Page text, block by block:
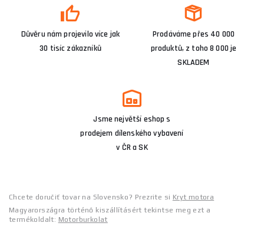
Důvěru nám projevilo více jak
30 tisíc zákazníků
Prodáváme přes 40 000
produktů, z toho 8 000 je
SKLADEM
Jsme největší eshop s
prodejem dílenského vybavení
v ČR a SK
Chcete doručiť tovar na Slovensko? Prezrite si Kryt motora
Magyarországra történő kiszállításért tekintse meg ezt a
termékoldalt: Motorburkolat